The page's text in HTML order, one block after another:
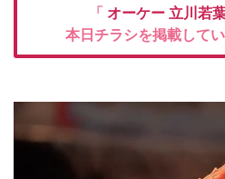
「 オーケー 立川若
本日チラシを掲載して